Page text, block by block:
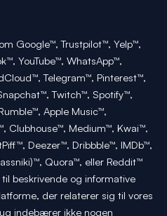
Google™, Trustpilot™, Yelp™,
YouTube™, WhatsApp™,
Telegram™, Pinterest™,
Twitch™, Spotify™,
Apple Music™,
Clubhouse™, Medium™, Kwai™,
Deezer™, Dribbble™, IMDb™,
Quora™, eller Reddit™
beskrivende og informative
der relaterer sig til vores
indebærer ikke nogen